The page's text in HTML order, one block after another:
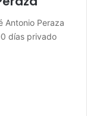
Antonio Peraza
días privado